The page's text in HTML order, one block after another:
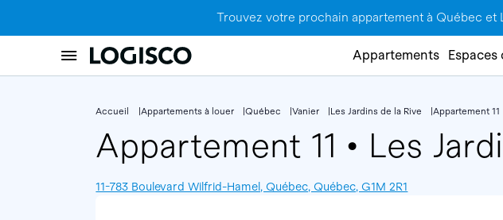
Trouvez votre prochain appartement à Québec et
Appartements
Accueil Appartements à louer Québec Vanier Les Jardins de la Rive Appartement 11
Appartement 11 • Les
11-783 Boulevard Wilfrid-Hamel, Québec, Québec, G1M 2R1